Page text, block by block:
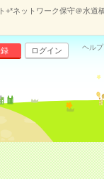
+*ネットワーク保守＠水道
ログイン ヘル